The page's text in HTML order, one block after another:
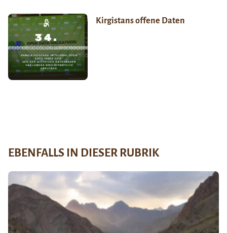
Kirgistans offene Daten
EBENFALLS IN DIESER RUBRIK